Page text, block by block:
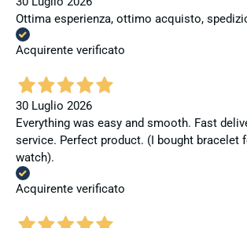
Ottima esperienza, ottimo acquisto,
Acquirente verificato
30 Luglio 2026
Everything was easy and smooth. Fast
service. Perfect product. (I bought bracelet
watch).
Acquirente verificato